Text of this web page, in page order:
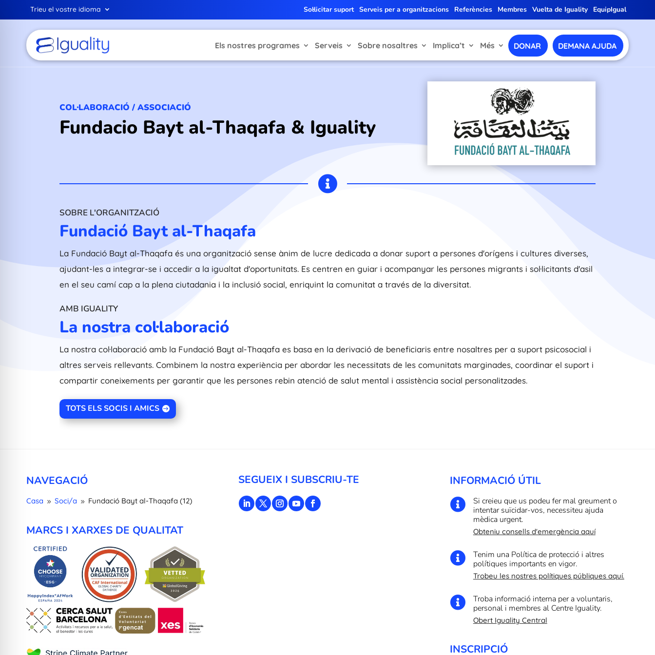
Trieu el vostre idioma Sol·licitar suport Serveis per a organitzacions Referències Membres Vuelta de Iguality EquipIgual
Els nostres programes Serveis Sobre nosaltres Implica’t Més DONAR DEMANA AJUDA
COL·LABORACIÓ / ASSOCIACIÓ
Fundacio Bayt al-Thaqafa & Iguality

SOBRE L'ORGANITZACIÓ
Fundació Bayt al-Thaqafa
La Fundació Bayt al-Thaqafa és una organització sense ànim de lucre dedicada a donar suport a persones d'orígens i cultures diverses,
ajudant-les a integrar-se i accedir a la igualtat d'oportunitats. Es centren en guiar i acompanyar les persones migrants i sol·licitants d'asil
en el seu camí cap a la plena ciutadania i la inclusió social, enriquint la comunitat a través de la diversitat.
AMB IGUALITY
La nostra col·laboració
La nostra col·laboració amb la Fundació Bayt al-Thaqafa es basa en la derivació de beneficiaris entre nosaltres per a suport psicosocial i
altres serveis rellevants. Combinem la nostra experiència per abordar les necessitats de les comunitats marginades, coordinar el suport i
compartir coneixements per garantir que les persones rebin atenció de salut mental i assistència social personalitzades.
TOTS ELS SOCIS I AMICS
NAVEGACIÓ
Casa 9 Soci/a 9 Fundació Bayt al-Thaqafa (12)
MARCS I XARXES DE QUALITAT
SEGUEIX I SUBSCRIU-TE INFORMACIÓ ÚTIL

Si creieu que us podeu fer mal greument o
intentar suïcidar-vos, necessiteu ajuda
mèdica urgent.
Obteniu consells d'emergència aquí

Tenim una Política de protecció i altres
polítiques importants en vigor.
Trobeu les nostres polítiques públiques aquí.

Troba informació interna per a voluntaris,
personal i membres al Centre Iguality.
Obert Iguality Central
INSCRIPCIÓ